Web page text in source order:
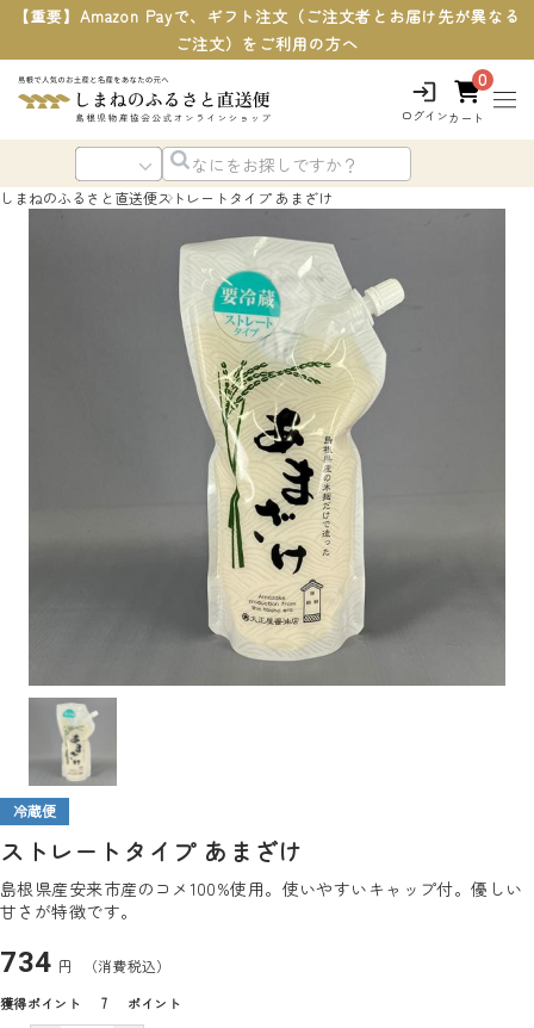
【重要】Amazon Payで、ギフト注文（ご注文者とお届け先が異なる
ご注文）をご利用の方へ
ログイン
0
カート
しまねのふるさと直送便ストレートタイプ あまざけ
冷蔵便
ストレートタイプ あまざけ
島根県産安来市産のコメ100%使用。使いやすいキャップ付。優しい
甘さが特徴です。
734 円 （消費税込）
獲得ポイント 7 ポイント